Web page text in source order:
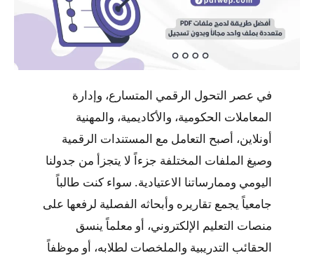
في عصر التحول الرقمي المتسارع، وإدارة
المعاملات الحكومية، والأكاديمية، والمهنية
أونلاين، أصبح التعامل مع المستندات الرقمية
وصيغ الملفات المختلفة جزءاً لا يتجزأ من جدولنا
اليومي وممارساتنا الاعتيادية. سواء كنت طالباً
جامعياً يجمع تقاريره وأبحاثه الفصلية لرفعها على
منصات التعليم الإلكتروني، أو معلماً ينسق
الحقائب التدريبية والملخصات لطلابه، أو موظفاً